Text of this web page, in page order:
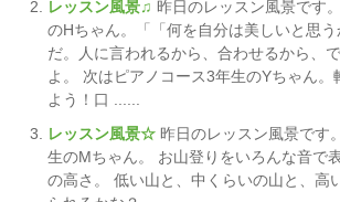
レッスン風景♫ 昨日のレッスン風景です
のHちゃん。「「何を自分は美しいと思
だ。人に言われるから、合わせるから、
よ。 次はピアノコース3年生のYちゃん。
よう！口 ......
レッスン風景☆ 昨日のレッスン風景です
生のMちゃん。 お山登りをいろんな音で
の高さ。 低い山と、中くらいの山と、高